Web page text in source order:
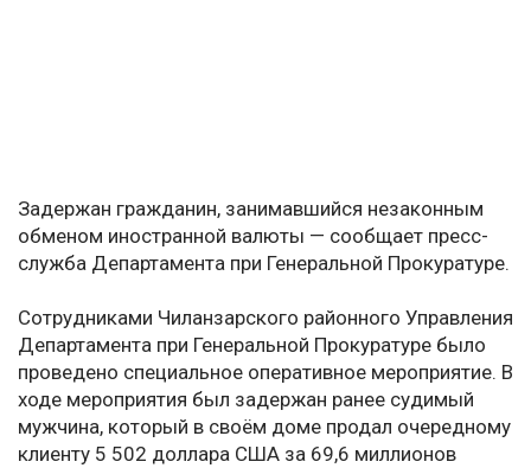
Задержан гражданин, занимавшийся незаконным
обменом иностранной валюты — сообщает пресс-
служба Департамента при Генеральной Прокуратуре.
Сотрудниками Чиланзарского районного Управления
Департамента при Генеральной Прокуратуре было
проведено специальное оперативное мероприятие. В
ходе мероприятия был задержан ранее судимый
мужчина, который в своём доме продал очередному
клиенту 5 502 доллара США за 69,6 миллионов